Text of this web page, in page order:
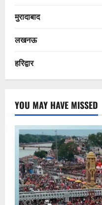
मुरादाबाद
लखनऊ
हरिद्वार
YOU MAY HAVE MISSED